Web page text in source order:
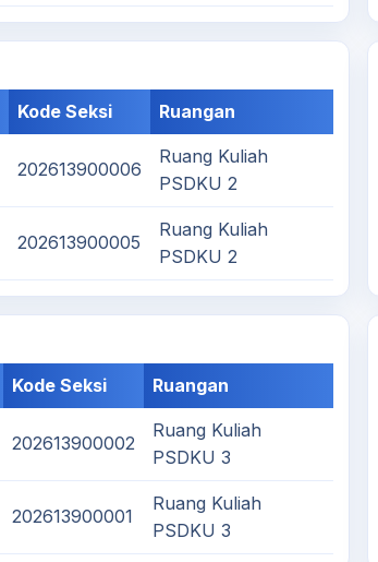
Kode Seksi Ruangan
202613900006
Ruang Kuliah
PSDKU 2
202613900005
Ruang Kuliah
PSDKU 2
Kode Seksi Ruangan
202613900002
Ruang Kuliah
PSDKU 3
202613900001
Ruang Kuliah
PSDKU 3